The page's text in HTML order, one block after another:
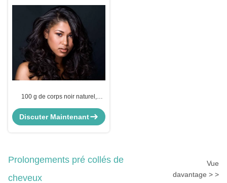
100 g de corps noir naturel,
humains bouclés, sans
enchevêtrement
Discuter Maintenant
Prolongements pré collés de
cheveux
Vue
davantage > >